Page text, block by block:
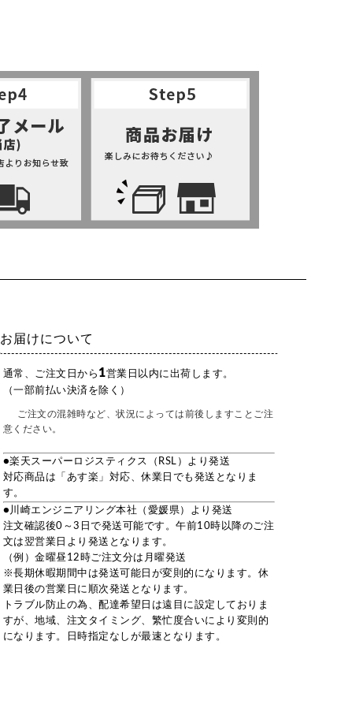
お届けについて
通常、ご注文日から 1営業日以内に出荷します。
（一部前払い決済を除く）
ご注文の混雑時など、状況によっては前後しますことご注
意ください。
●楽天スーパーロジスティクス（RSL）より発送
対応商品は「あす楽」対応、休業日でも発送となりま
す。
●川崎エンジニアリング本社（愛媛県）より発送
注文確認後0～3日で発送可能です。午前10時以降のご注
文は翌営業日より発送となります。
（例）金曜昼12時ご注文分は月曜発送
※長期休暇期間中は発送可能日が変則的になります。休
業日後の営業日に順次発送となります。
トラブル防止の為、配達希望日は遠目に設定しておりま
すが、地域、注文タイミング、繁忙度合いにより変則的
になります。日時指定なしが最速となります。